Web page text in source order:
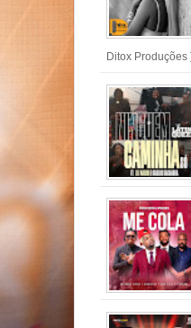
Ditox Produções